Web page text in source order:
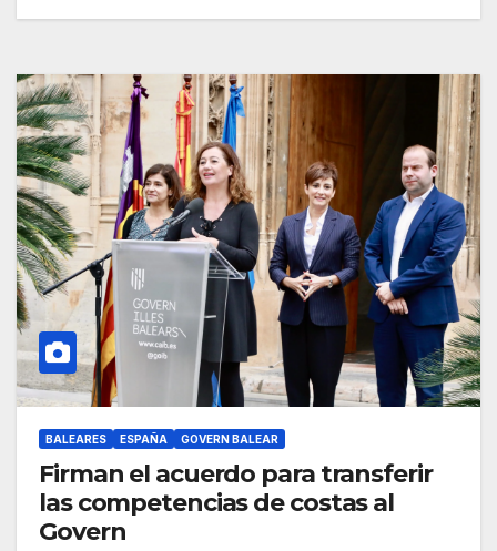
BALEARES ESPAÑA GOVERN BALEAR
Firman el acuerdo para transferir
las competencias de costas al
Govern